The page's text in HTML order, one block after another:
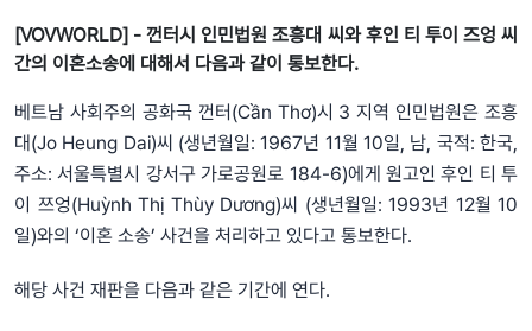
[VOVWORLD] - 껀터시 인민법원 조흥대 씨와 후인 티 투이 즈엉 씨
간의 이혼소송에 대해서 다음과 같이 통보한다.
베트남 사회주의 공화국 껀터(Cần Thơ)시 3 지역 인민법원은 조흥
대(Jo Heung Dai)씨 (생년월일: 1967년 11월 10일, 남, 국적: 한국,
주소: 서울특별시 강서구 가로공원로 184-6)에게 원고인 후인 티 투
이 쯔엉(Huỳnh Thị Thùy Dương)씨 (생년월일: 1993년 12월 10
일)와의 ‘이혼 소송’ 사건을 처리하고 있다고 통보한다.
해당 사건 재판을 다음과 같은 기간에 연다.